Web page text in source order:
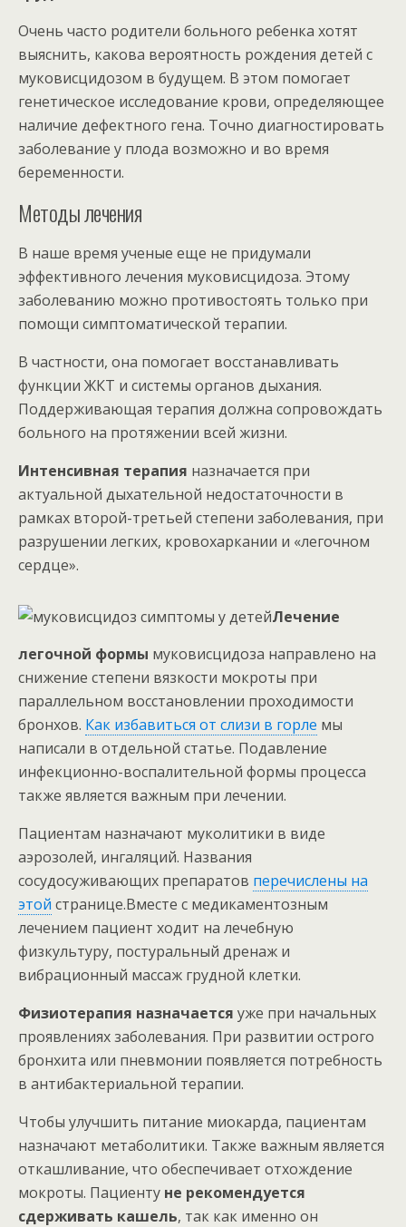
Очень часто родители больного ребенка хотят
выяснить, какова вероятность рождения детей с
муковисцидозом в будущем. В этом помогает
генетическое исследование крови, определяющее
наличие дефектного гена. Точно диагностировать
заболевание у плода возможно и во время
беременности.
Методы лечения
В наше время ученые еще не придумали
эффективного лечения муковисцидоза. Этому
заболеванию можно противостоять только при
помощи симптоматической терапии.
В частности, она помогает восстанавливать
функции ЖКТ и системы органов дыхания.
Поддерживающая терапия должна сопровождать
больного на протяжении всей жизни.
Интенсивная терапия назначается при
актуальной дыхательной недостаточности в
рамках второй-третьей степени заболевания, при
разрушении легких, кровохаркании и «легочном
сердце».
Лечение
легочной формы муковисцидоза направлено на
снижение степени вязкости мокроты при
параллельном восстановлении проходимости
бронхов. Как избавиться от слизи в горле мы
написали в отдельной статье. Подавление
инфекционно-воспалительной формы процесса
также является важным при лечении.
Пациентам назначают муколитики в виде
аэрозолей, ингаляций. Названия
сосудосуживающих препаратов перечислены на
этой странице.Вместе с медикаментозным
лечением пациент ходит на лечебную
физкультуру, постуральный дренаж и
вибрационный массаж грудной клетки.
Физиотерапия назначается уже при начальных
проявлениях заболевания. При развитии острого
бронхита или пневмонии появляется потребность
в антибактериальной терапии.
Чтобы улучшить питание миокарда, пациентам
назначают метаболитики. Также важным является
откашливание, что обеспечивает отхождение
мокроты. Пациенту не рекомендуется
сдерживать кашель, так как именно он